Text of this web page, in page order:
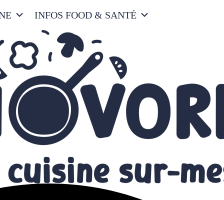
INFOS FOOD & SANTÉ